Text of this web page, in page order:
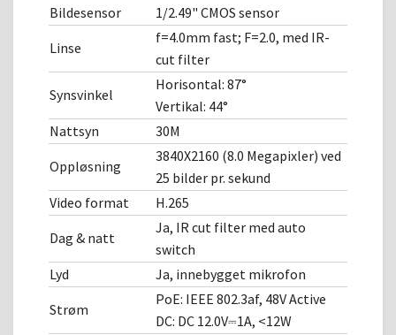
Bildesensor
1/2.49" CMOS sensor
Linse
f=4.0mm fast; F=2.0, med IR-
cut filter
Synsvinkel
Horisontal: 87°
Vertikal: 44°
Nattsyn
30M
Oppløsning
3840X2160 (8.0 Megapixler) ved
25 bilder pr. sekund
Video format
H.265
Dag & natt
Ja, IR cut filter med auto
switch
Lyd
Ja, innebygget mikrofon
Strøm
PoE: IEEE 802.3af, 48V Active
DC: DC 12.0V⎓1A, <12W